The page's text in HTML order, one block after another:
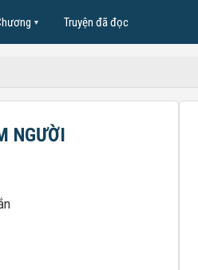
▼ Truyện đã đọc
NGƯỜI